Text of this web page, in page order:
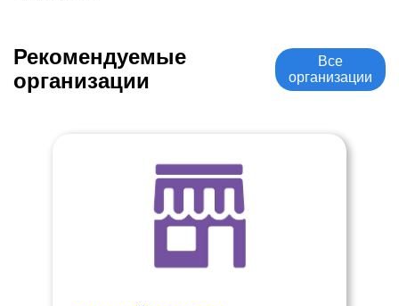
Рекомендуемые
организации
Все
организации